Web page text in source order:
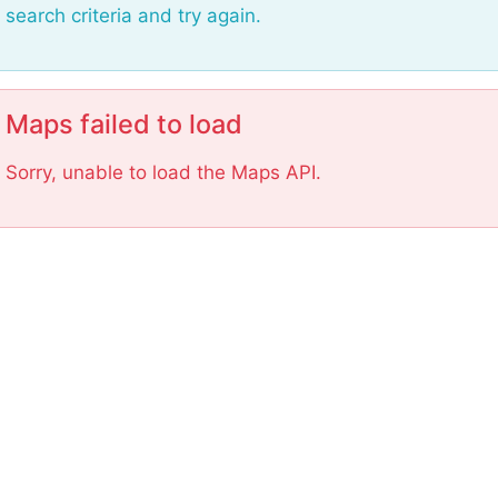
search criteria and try again.
Maps failed to load
Sorry, unable to load the Maps API.